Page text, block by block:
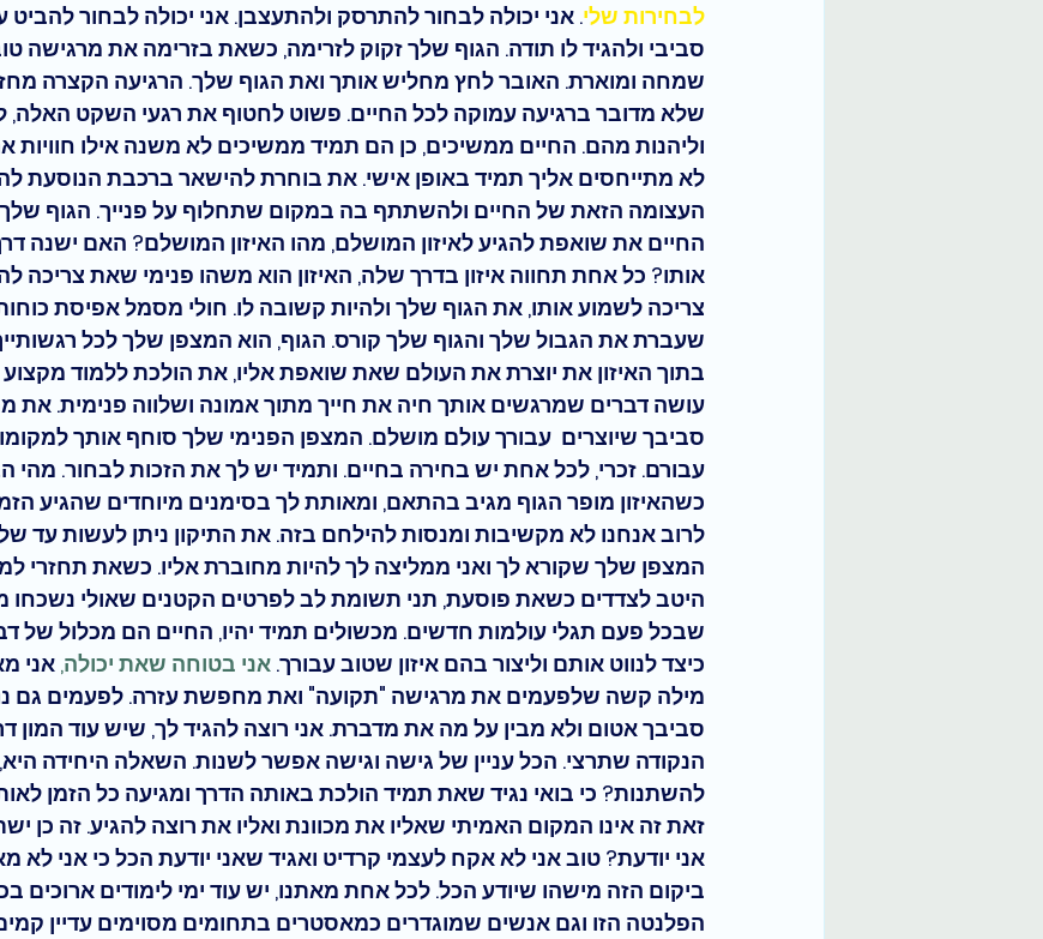
לבחירות שלי. אני יכולה לבחור להתרסק ולהתעצבן. אני יכולה לבחור
סביבי ולהגיד לו תודה. הגוף שלך זקוק לזרימה, כשאת בזרימה את מרגישה
שמחה ומוארת. האובר לחץ מחליש אותך ואת הגוף שלך. הרגיעה הקצרה
שלא מדובר ברגיעה עמוקה לכל החיים. פשוט לחטוף את רגעי השקט האלה,
וליהנות מהם. החיים ממשיכים, כן הם תמיד ממשיכים לא משנה אילו חוויות
לא מתייחסים אליך תמיד באופן אישי. את בוחרת להישאר ברכבת הנוסעת
העצומה הזאת של החיים ולהשתתף בה במקום שתחלוף על פנייך. הגוף שלך
החיים את שואפת להגיע לאיזון המושלם, מהו האיזון המושלם? האם ישנה
אותו? כל אחת תחווה איזון בדרך שלה, האיזון הוא משהו פנימי שאת צריכה
צריכה לשמוע אותו, את הגוף שלך ולהיות קשובה לו. חולי מסמל אפיסת
שעברת את הגבול שלך והגוף שלך קורס. הגוף, הוא המצפן שלך לכל
בתוך האיזון את יוצרת את העולם שאת שואפת אליו, את הולכת ללמוד
עושה דברים שמרגשים אותך חיה את חייך מתוך אמונה ושלווה פנימית. את
סביבך שיוצרים  עבורך עולם מושלם. המצפן הפנימי שלך סוחף אותך
עבורם. זכרי, לכל אחת יש בחירה בחיים. ותמיד יש לך את הזכות לבחור. מהי
כשהאיזון מופר הגוף מגיב בהתאם, ומאותת לך בסימנים מיוחדים שהגיע
לרוב אנחנו לא מקשיבות ומנסות להילחם בזה. את התיקון ניתן לעשות עד
המצפן שלך שקורא לך ואני ממליצה לך להיות מחוברת אליו. כשאת תחזרי
היטב לצדדים כשאת פוסעת, תני תשומת לב לפרטים הקטנים שאולי נשכחו
שבכל פעם תגלי עולמות חדשים. מכשולים תמיד יהיו, החיים הם מכלול של
כיצד לנווט אותם וליצור בהם איזון שטוב עבורך. אני בטוחה שאת יכולה, אני
מילה קשה שלפעמים את מרגישה "תקועה" ואת מחפשת עזרה. לפעמים גם
סביבך אטום ולא מבין על מה את מדברת. אני רוצה להגיד לך, שיש עוד המון
הנקודה שתרצי. הכל עניין של גישה וגישה אפשר לשנות. השאלה היחידה
להשתנות? כי בואי נגיד שאת תמיד הולכת באותה הדרך ומגיעה כל הזמן
זאת זה אינו המקום האמיתי שאליו את מכוונת ואליו את רוצה להגיע. זה כן
אני יודעת? טוב אני לא אקח לעצמי קרדיט ואגיד שאני יודעת הכל כי אני לא
ביקום הזה מישהו שיודע הכל. לכל אחת מאתנו, יש עוד ימי לימודים ארוכים
הפלנטה הזו וגם אנשים שמוגדרים כמאסטרים בתחומים מסוימים עדיין